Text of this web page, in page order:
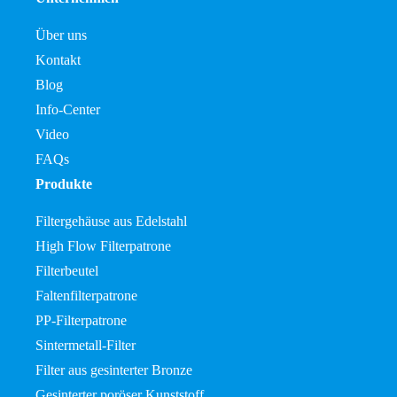
Über uns
Kontakt
Blog
Info-Center
Video
FAQs
Produkte
Filtergehäuse aus Edelstahl
High Flow Filterpatrone
Filterbeutel
Faltenfilterpatrone
PP-Filterpatrone
Sintermetall-Filter
Filter aus gesinterter Bronze